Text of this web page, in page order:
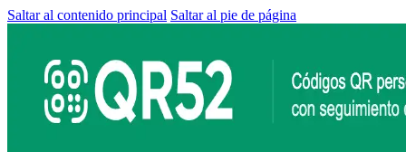
Saltar al contenido principal Saltar al pie de página